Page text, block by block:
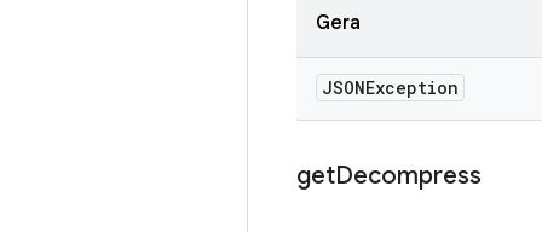
Gera
JSONException
getDecompress